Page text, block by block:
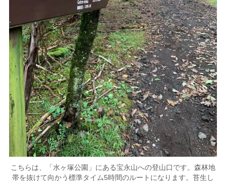
こちらは、「水ヶ塚公園」にある宝永山への登山口です。森林地
帯を抜けて向かう標準タイム5時間のルートになります。苔生し